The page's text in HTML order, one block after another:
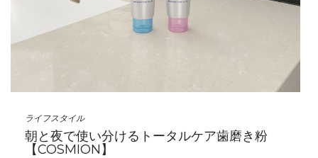
ライフスタイル
朝と夜で使い分けるトータルケア歯磨き粉
【COSMION】